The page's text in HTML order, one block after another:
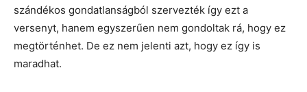
szándékos gondatlanságból szervezték így ezt a
versenyt, hanem egyszerűen nem gondoltak rá, hogy ez
megtörténhet. De ez nem jelenti azt, hogy ez így is
maradhat.